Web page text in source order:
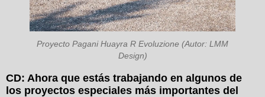
Proyecto Pagani Huayra R Evoluzione (Autor: LMM
Design)
CD: Ahora que estás trabajando en algunos de
los proyectos especiales más importantes del